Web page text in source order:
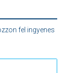
fel ingyenes